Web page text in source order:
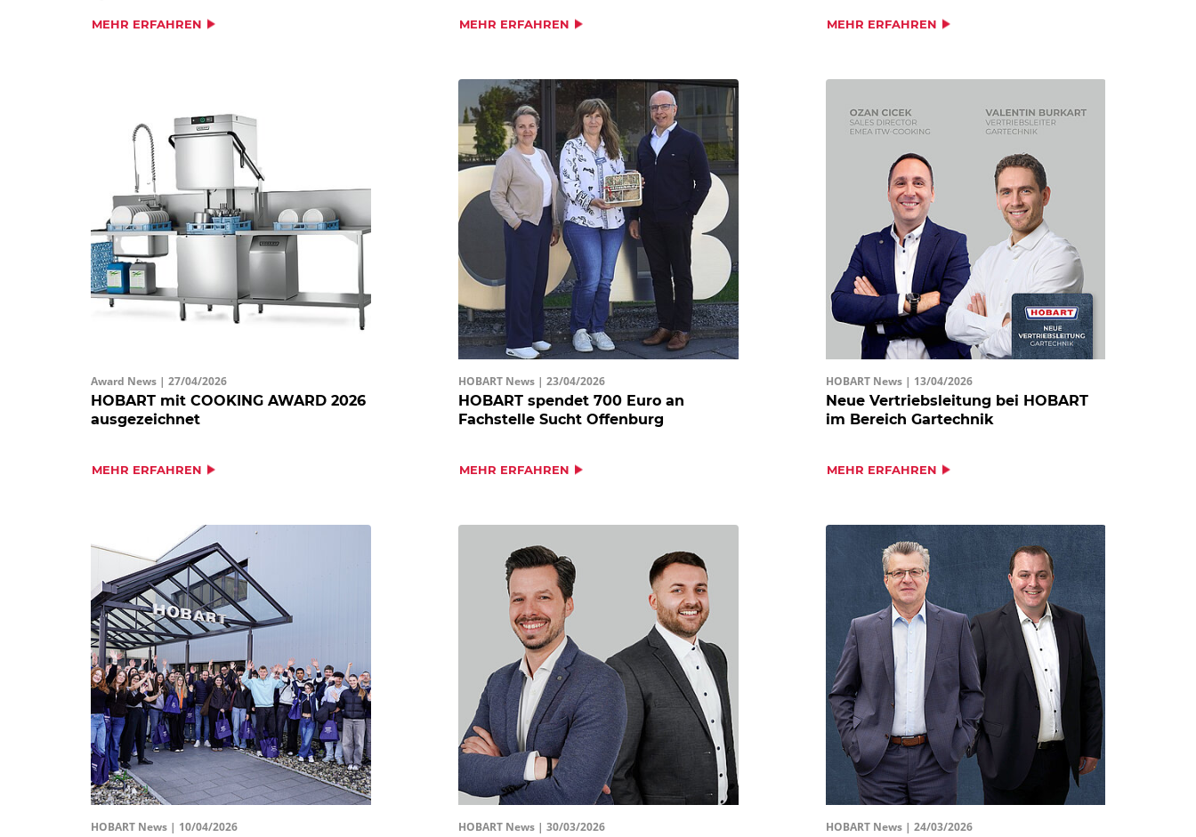
MEHR ERFAHREN MEHR ERFAHREN MEHR ERFAHREN
Award News | 27/04/2026
HOBART mit COOKING AWARD 2026
ausgezeichnet
MEHR ERFAHREN
HOBART News | 23/04/2026
HOBART spendet 700 Euro an
Fachstelle Sucht Offenburg
MEHR ERFAHREN
HOBART News | 13/04/2026
Neue Vertriebsleitung bei HOBART
im Bereich Gartechnik
MEHR ERFAHREN
HOBART News | 10/04/2026 HOBART News | 30/03/2026 HOBART News | 24/03/2026